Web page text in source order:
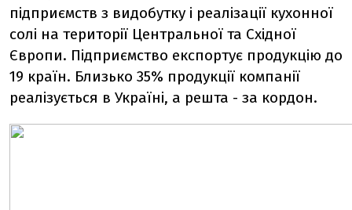
підприємств з видобутку і реалізації кухонної
солі на території Центральної та Східної
Європи. Підприємство експортує продукцію до
19 країн. Близько 35% продукції компанії
реалізується в Україні, а решта - за кордон.